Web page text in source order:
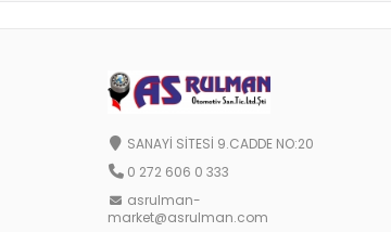
SANAYİ SİTESİ 9.CADDE NO:20
0 272 606 0 333
asrulman-
market@asrulman.com